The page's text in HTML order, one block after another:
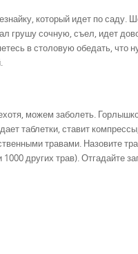
который идет по
грушу сочную, съел, идет
в столовую обедать,
можем заболеть.
таблетки, ставит
травами. Назовите
других трав). Отгадайте